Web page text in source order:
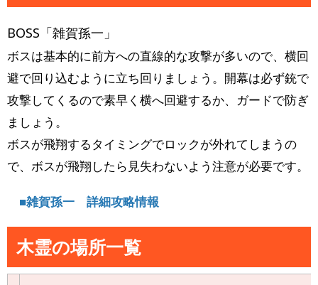
BOSS「雑賀孫一」
ボスは基本的に前方への直線的な攻撃が多いので、横回
避で回り込むように立ち回りましょう。開幕は必ず銃で
攻撃してくるので素早く横へ回避するか、ガードで防ぎ
ましょう。
ボスが飛翔するタイミングでロックが外れてしまうの
で、ボスが飛翔したら見失わないよう注意が必要です。
■雑賀孫一 詳細攻略情報
木霊の場所一覧